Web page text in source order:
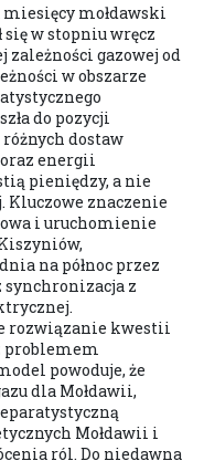
mołdawski
w stopniu wręcz
zależności gazowej od
w obszarze
do pozycji
dostaw
energii
pieniędzy, a nie
znaczenie
i uruchomienie
na północ przez
synchronizacja z
rozwiązanie kwestii
problemem
powoduje, że
dla Mołdawii,
Mołdawii i
ról. Do niedawna